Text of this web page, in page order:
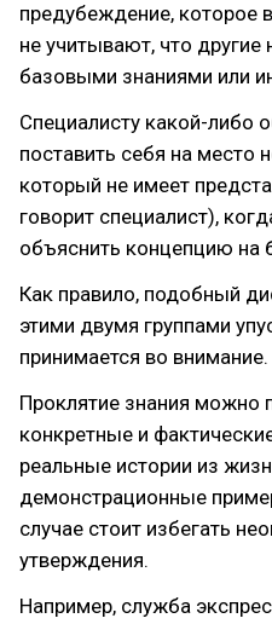
предубеждение, которое
не учитывают, что
базовыми знаниями или
Специалисту какой-либо
поставить себя на место
который не имеет
говорит специалист),
объяснить концепцию на
Как правило, подобный
этими двумя группами
принимается во внимание.
Проклятие знания можно
конкретные и
реальные истории из
демонстрационные
случае стоит избегать
утверждения.
Например, служба